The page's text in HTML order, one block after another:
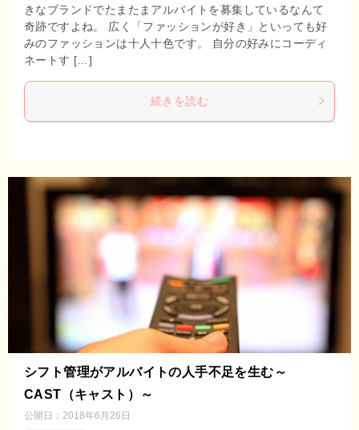
きなブランドでたまたまアルバイトを募集しているなんて
奇跡ですよね。 広く「ファッションが好き」といっても好
みのファッションは十人十色です。 自分の好みにコーディ
ネートす […]
続きを読む
シフト管理がアルバイトの人手不足を生む～
CAST（キャスト）～
公開日： 2018年6月26日